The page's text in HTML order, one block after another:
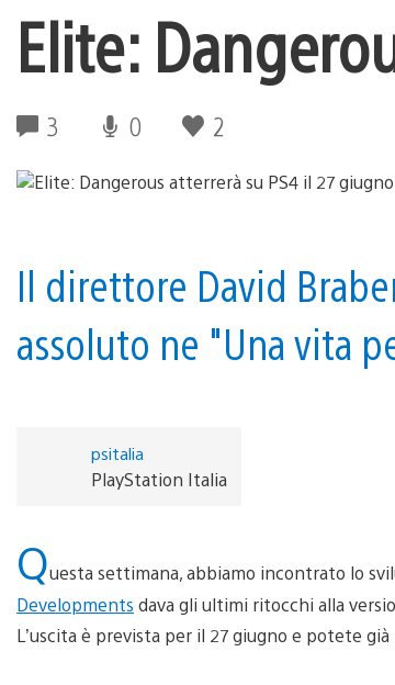
Elite:
3 0 2
Il direttore David
assoluto ne "Una vita
psitalia
PlayStation Italia
Questa settimana, abbiamo incontrato lo
Developments dava gli ultimi ritocchi alla
L’uscita è prevista per il 27 giugno e potete